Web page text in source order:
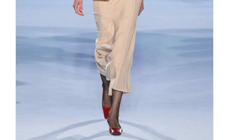
Fashion Week New York fall 2023